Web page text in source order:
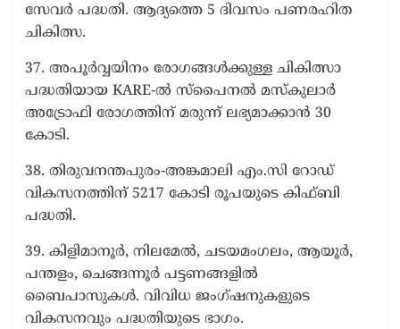
സേവര്‍ പദ്ധതി. ആദ്യത്തെ 5 ദിവസം പണരഹിത
ചികിത്സ.
37. അപൂര്‍വ്വയിനം രോഗങ്ങള്‍ക്കുള്ള ചികിത്സാ
പദ്ധതിയായ KARE-ല്‍ സ്പൈനല്‍ മസ്കുലാര്‍
അട്രോഫി രോഗത്തിന് മരുന്ന് ലഭ്യമാക്കാന്‍ 30
കോടി.
38. തിരുവനന്തപുരം-അങ്കമാലി എം.സി റോഡ്
വികസനത്തിന് 5217 കോടി രൂപയുടെ കിഫ്ബി
പദ്ധതി.
39. കിളിമാനൂര്‍, നിലമേല്‍, ചടയമംഗലം, ആയൂര്‍,
പന്തളം, ചെങ്ങന്നൂര്‍ പട്ടണങ്ങളില്‍
ബൈപാസുകള്‍. വിവിധ ജംഗ്ഷനുകളുടെ
വികസനവും പദ്ധതിയുടെ ഭാഗം.